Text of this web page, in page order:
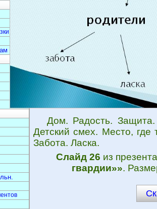
Дом. Радость.
Детский смех. Место, где
Забота. Ласка.
Слайд 26 из
гвардии»».